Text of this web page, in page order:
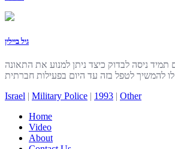
גיל ביילין
תמיד ניסה לבדוק כיצד ניתן למנוע את התאונה
להמשיך לטפל בזה עד היום בפעילות חברתית
Israel | Military Police | 1993 | Other
Home
Video
About